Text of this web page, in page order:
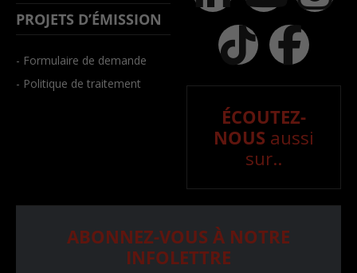
PROJETS D’ÉMISSION
- Formulaire de demande
- Politique de traitement
ÉCOUTEZ-
NOUS aussi
sur..
ABONNEZ-VOUS À NOTRE
INFOLETTRE